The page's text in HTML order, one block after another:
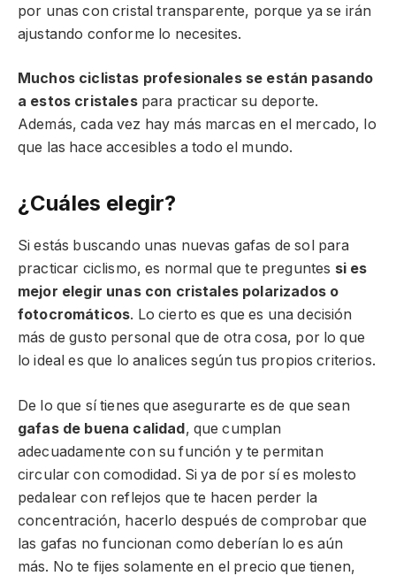
por unas con cristal transparente, porque ya se irán
ajustando conforme lo necesites.
Muchos ciclistas profesionales se están pasando
a estos cristalespara practicar su deporte.
Además, cada vez hay más marcas en el mercado, lo
que las hace accesibles a todo el mundo.
¿Cuáles elegir?
Si estás buscando unas nuevas gafas de sol para
practicar ciclismo, es normal que te preguntes si es
mejor elegir unas con cristales polarizados o
fotocromáticos. Lo cierto es que es una decisión
más de gusto personal que de otra cosa, por lo que
lo ideal es que lo analices según tus propios criterios.
De lo que sí tienes que asegurarte es de que sean
gafas de buena calidad, que cumplan
adecuadamente con su función y te permitan
circular con comodidad. Si ya de por sí es molesto
pedalear con reflejos que te hacen perder la
concentración, hacerlo después de comprobar que
las gafas no funcionan como deberían lo es aún
más. No te fijes solamente en el precio que tienen,